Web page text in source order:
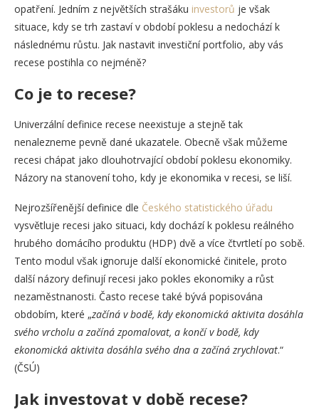
opatření. Jedním z největších strašáku investorů je však
situace, kdy se trh zastaví v období poklesu a nedochází k
následnému růstu. Jak nastavit investiční portfolio, aby vás
recese postihla co nejméně?
Co je to recese?
Univerzální definice recese neexistuje a stejně tak
nenalezneme pevně dané ukazatele. Obecně však můžeme
recesi chápat jako dlouhotrvající období poklesu ekonomiky.
Názory na stanovení toho, kdy je ekonomika v recesi, se liší.
Nejrozšířenější definice dle Českého statistického úřadu
vysvětluje recesi jako situaci, kdy dochází k poklesu reálného
hrubého domácího produktu (HDP) dvě a více čtvrtletí po sobě.
Tento modul však ignoruje další ekonomické činitele, proto
další názory definují recesi jako pokles ekonomiky a růst
nezaměstnanosti. Často recese také bývá popisována
obdobím, které „začíná v bodě, kdy ekonomická aktivita dosáhla
svého vrcholu a začíná zpomalovat, a končí v bodě, kdy
ekonomická aktivita dosáhla svého dna a začíná zrychlovat.“
(ČSÚ)
Jak investovat v době recese?